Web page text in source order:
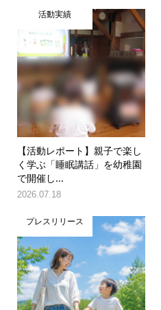
活動実績
【活動レポート】親子で楽し
く学ぶ「睡眠講話」を幼稚園
で開催し...
2026.07.18
プレスリリース